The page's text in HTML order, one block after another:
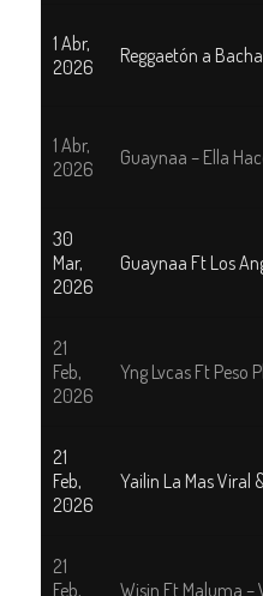
1 Abr,
2026
Reggaetón a
1 Abr,
2026
Guaynaa – Ella
30
Mar,
2026
Guaynaa Ft Los
21
Feb,
2026
Yng Lvcas Ft Peso
21
Feb,
2026
Yailin La Mas Viral
21
Feb,
Wisin Ft Maluma